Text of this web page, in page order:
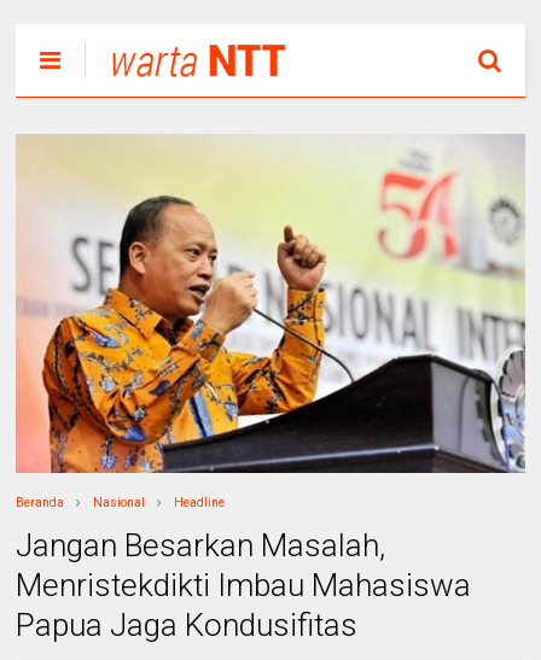
Beranda Nasional Headline
Jangan Besarkan Masalah,
Menristekdikti Imbau Mahasiswa
Papua Jaga Kondusifitas